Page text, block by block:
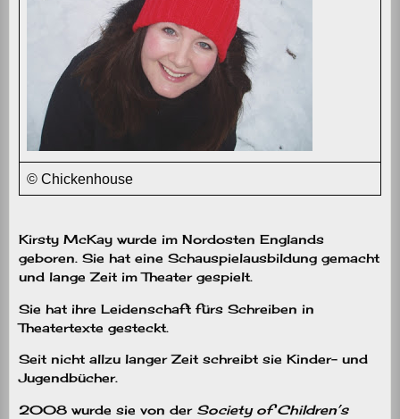
© Chickenhouse
Kirsty McKay wurde im Nordosten Englands
geboren. Sie hat eine Schauspielausbildung gemacht
und lange Zeit im Theater gespielt.
Sie hat ihre Leidenschaft fürs Schreiben in
Theatertexte gesteckt.
Seit nicht allzu langer Zeit schreibt sie Kinder- und
Jugendbücher.
2008 wurde sie von der Society of Children’s